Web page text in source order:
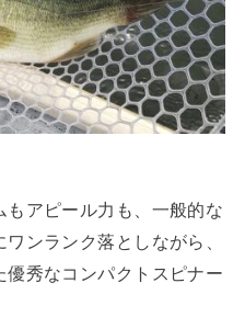
アピール力も、一般的な
ンランク落としながら、
秀なコンパクトスピナー